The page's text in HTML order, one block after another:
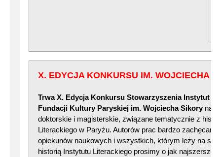
X. EDYCJA KONKURSU IM. WOJCIECHA
Trwa X. Edycja Konkursu Stowarzyszenia Instytut
Fundacji Kultury Paryskiej im. Wojciecha Sikory na
doktorskie i magisterskie, związane tematycznie z
Literackiego w Paryżu. Autorów prac bardzo zachęcamy
opiekunów naukowych i wszystkich, którym leży na
historią Instytutu Literackiego prosimy o jak najszersze